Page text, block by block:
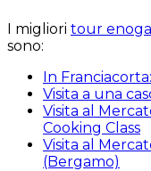
I migliori tour
sono:
In
Visita a una
Visita al
Cooking Class
Visita al
(Bergamo)